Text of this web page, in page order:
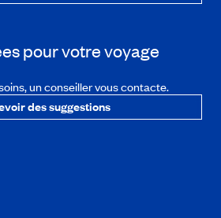
pour votre voyage
un conseiller vous contacte.
des suggestions